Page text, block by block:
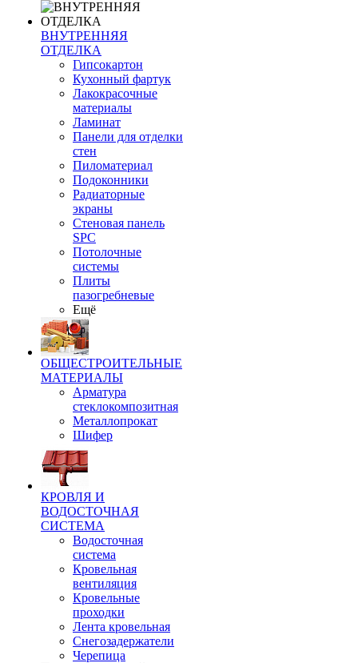
ВНУТРЕННЯЯ
ОТДЕЛКА
Гипсокартон
Кухонный фартук
Лакокрасочные
материалы
Ламинат
Панели для отделки
стен
Пиломатериал
Подоконники
Радиаторные
экраны
Стеновая панель
SPC
Потолочные
системы
Плиты
пазогребневые
Ещё
ОБЩЕСТРОИТЕЛЬНЫЕ
МАТЕРИАЛЫ
Арматура
стеклокомпозитная
Металлопрокат
Шифер
КРОВЛЯ И
ВОДОСТОЧНАЯ
СИСТЕМА
Водосточная
система
Кровельная
вентиляция
Кровельные
проходки
Лента кровельная
Снегозадержатели
Черепица